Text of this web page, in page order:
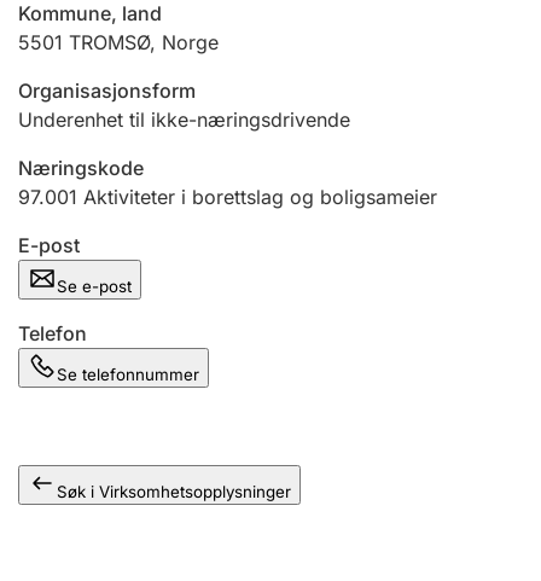
Andre tema
Kommune, land
5501 TROMSØ, Norge
Organisasjonsform
Underenhet til ikke-næringsdrivende
Næringskode
97.001 Aktiviteter i borettslag og boligsameier
E-post
Se e-post
Telefon
Se telefonnummer
Søk i Virksomhetsopplysninger